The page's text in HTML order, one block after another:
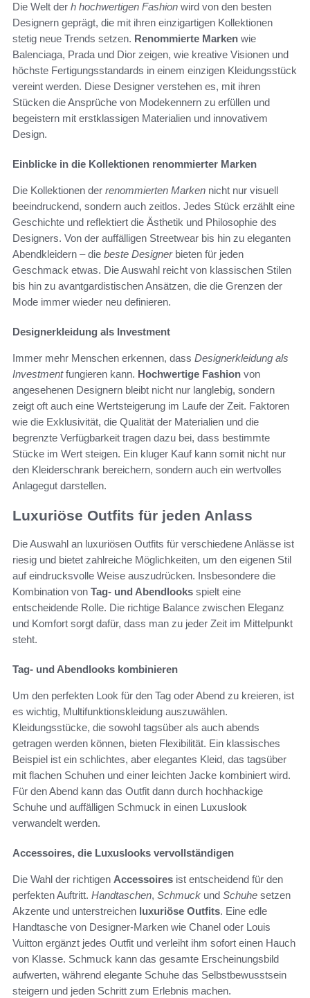
Die Welt der h hochwertigen Fashion wird von den besten
Designern geprägt, die mit ihren einzigartigen Kollektionen
stetig neue Trends setzen. Renommierte Marken wie
Balenciaga, Prada und Dior zeigen, wie kreative Visionen und
höchste Fertigungsstandards in einem einzigen Kleidungsstück
vereint werden. Diese Designer verstehen es, mit ihren
Stücken die Ansprüche von Modekennern zu erfüllen und
begeistern mit erstklassigen Materialien und innovativem
Design.
Einblicke in die Kollektionen renommierter Marken
Die Kollektionen der renommierten Marken nicht nur visuell
beeindruckend, sondern auch zeitlos. Jedes Stück erzählt eine
Geschichte und reflektiert die Ästhetik und Philosophie des
Designers. Von der auffälligen Streetwear bis hin zu eleganten
Abendkleidern – die beste Designerbieten für jeden
Geschmack etwas. Die Auswahl reicht von klassischen Stilen
bis hin zu avantgardistischen Ansätzen, die die Grenzen der
Mode immer wieder neu definieren.
Designerkleidung als Investment
Immer mehr Menschen erkennen, dass Designerkleidung als
Investmentfungieren kann. Hochwertige Fashion von
angesehenen Designern bleibt nicht nur langlebig, sondern
zeigt oft auch eine Wertsteigerung im Laufe der Zeit. Faktoren
wie die Exklusivität, die Qualität der Materialien und die
begrenzte Verfügbarkeit tragen dazu bei, dass bestimmte
Stücke im Wert steigen. Ein kluger Kauf kann somit nicht nur
den Kleiderschrank bereichern, sondern auch ein wertvolles
Anlagegut darstellen.
Luxuriöse Outfits für jeden Anlass
Die Auswahl an luxuriösen Outfits für verschiedene Anlässe ist
riesig und bietet zahlreiche Möglichkeiten, um den eigenen Stil
auf eindrucksvolle Weise auszudrücken. Insbesondere die
Kombination von Tag- und Abendlooks spielt eine
entscheidende Rolle. Die richtige Balance zwischen Eleganz
und Komfort sorgt dafür, dass man zu jeder Zeit im Mittelpunkt
steht.
Tag- und Abendlooks kombinieren
Um den perfekten Look für den Tag oder Abend zu kreieren, ist
es wichtig, Multifunktionskleidung auszuwählen.
Kleidungsstücke, die sowohl tagsüber als auch abends
getragen werden können, bieten Flexibilität. Ein klassisches
Beispiel ist ein schlichtes, aber elegantes Kleid, das tagsüber
mit flachen Schuhen und einer leichten Jacke kombiniert wird.
Für den Abend kann das Outfit dann durch hochhackige
Schuhe und auffälligen Schmuck in einen Luxuslook
verwandelt werden.
Accessoires, die Luxuslooks vervollständigen
Die Wahl der richtigen Accessoires ist entscheidend für den
perfekten Auftritt. Handtaschen, Schmuck und Schuhe setzen
Akzente und unterstreichen luxuriöse Outfits. Eine edle
Handtasche von Designer-Marken wie Chanel oder Louis
Vuitton ergänzt jedes Outfit und verleiht ihm sofort einen Hauch
von Klasse. Schmuck kann das gesamte Erscheinungsbild
aufwerten, während elegante Schuhe das Selbstbewusstsein
steigern und jeden Schritt zum Erlebnis machen.